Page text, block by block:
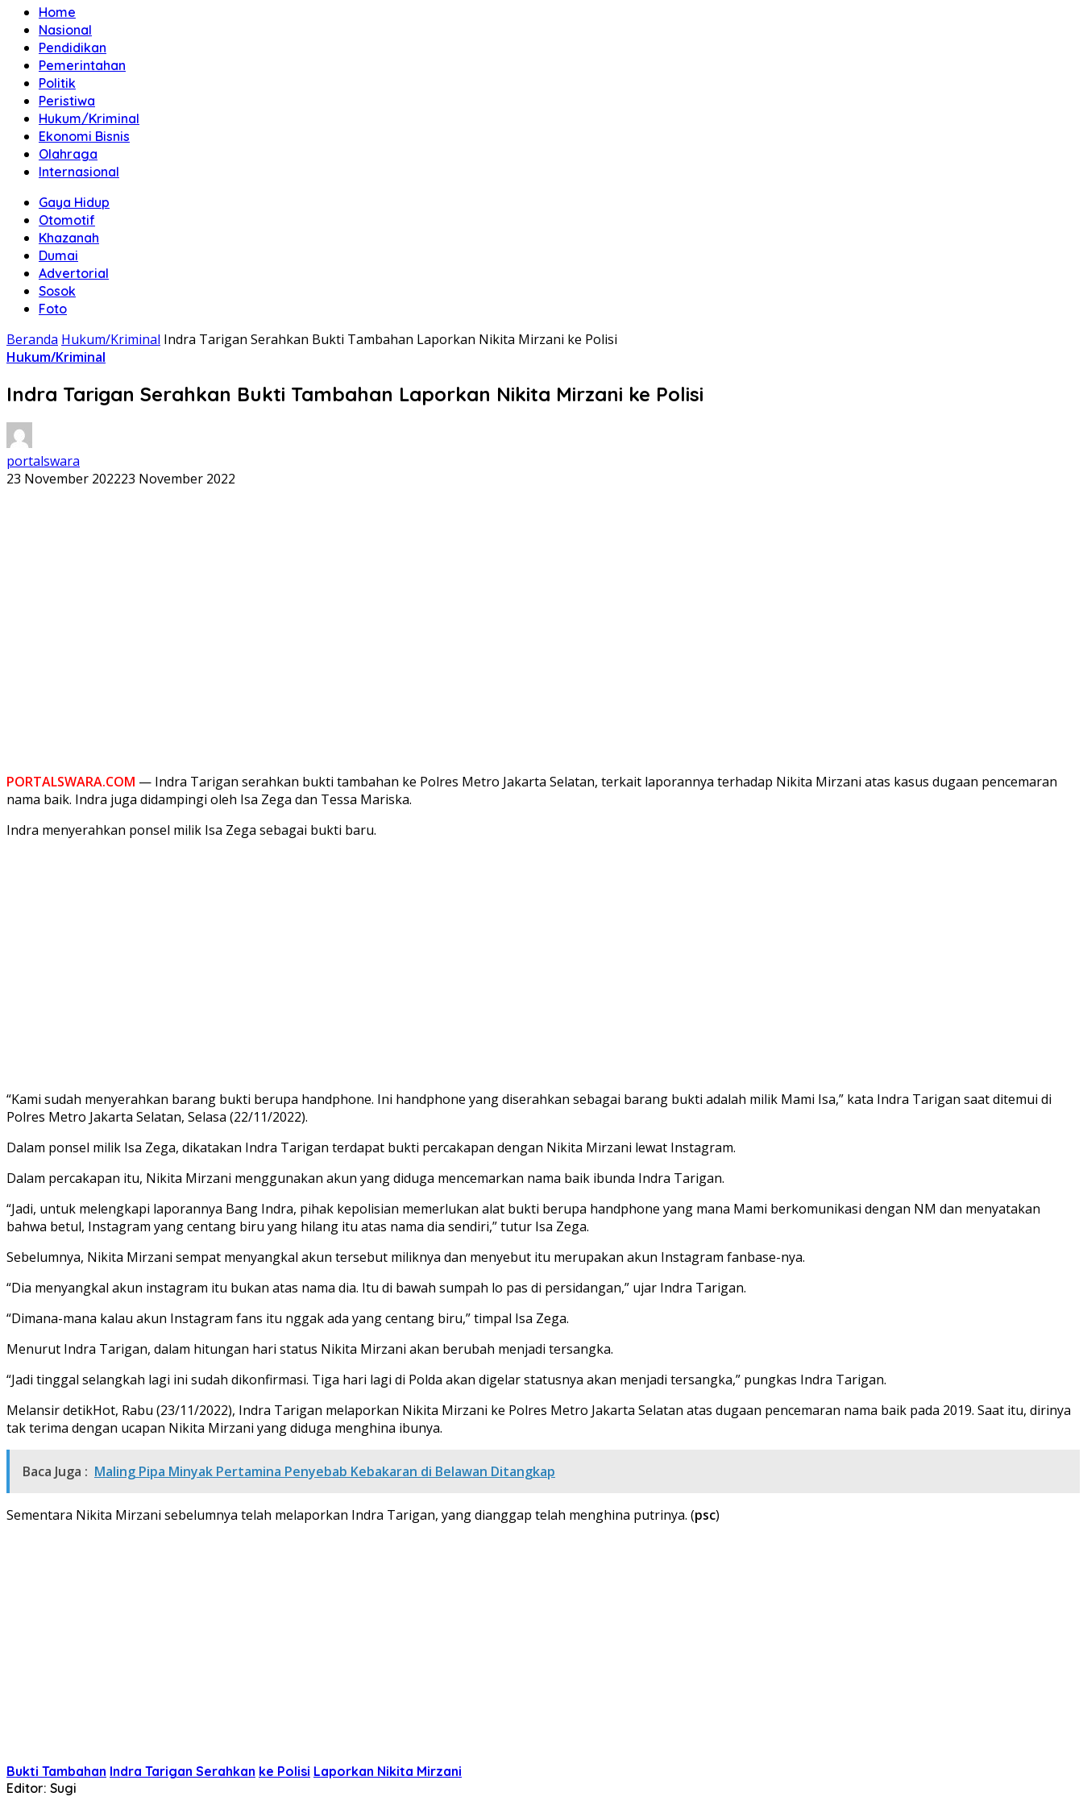
Home
Nasional
Pendidikan
Pemerintahan
Politik
Peristiwa
Hukum/Kriminal
Ekonomi Bisnis
Olahraga
Internasional
Gaya Hidup
Otomotif
Khazanah
Dumai
Advertorial
Sosok
Foto
Beranda Hukum/Kriminal Indra Tarigan Serahkan Bukti Tambahan Laporkan Nikita Mirzani ke Polisi
Hukum/Kriminal
Indra Tarigan Serahkan Bukti Tambahan Laporkan Nikita Mirzani ke Polisi
portalswara
23 November 202223 November 2022
PORTALSWARA.COM — Indra Tarigan serahkan bukti tambahan ke Polres Metro Jakarta Selatan, terkait laporannya terhadap Nikita Mirzani atas kasus dugaan pencemaran
nama baik. Indra juga didampingi oleh Isa Zega dan Tessa Mariska.
Indra menyerahkan ponsel milik Isa Zega sebagai bukti baru.
“Kami sudah menyerahkan barang bukti berupa handphone. Ini handphone yang diserahkan sebagai barang bukti adalah milik Mami Isa,” kata Indra Tarigan saat ditemui di
Polres Metro Jakarta Selatan, Selasa (22/11/2022).
Dalam ponsel milik Isa Zega, dikatakan Indra Tarigan terdapat bukti percakapan dengan Nikita Mirzani lewat Instagram.
Dalam percakapan itu, Nikita Mirzani menggunakan akun yang diduga mencemarkan nama baik ibunda Indra Tarigan.
“Jadi, untuk melengkapi laporannya Bang Indra, pihak kepolisian memerlukan alat bukti berupa handphone yang mana Mami berkomunikasi dengan NM dan menyatakan
bahwa betul, Instagram yang centang biru yang hilang itu atas nama dia sendiri,” tutur Isa Zega.
Sebelumnya, Nikita Mirzani sempat menyangkal akun tersebut miliknya dan menyebut itu merupakan akun Instagram fanbase-nya.
“Dia menyangkal akun instagram itu bukan atas nama dia. Itu di bawah sumpah lo pas di persidangan,” ujar Indra Tarigan.
“Dimana-mana kalau akun Instagram fans itu nggak ada yang centang biru,” timpal Isa Zega.
Menurut Indra Tarigan, dalam hitungan hari status Nikita Mirzani akan berubah menjadi tersangka.
“Jadi tinggal selangkah lagi ini sudah dikonfirmasi. Tiga hari lagi di Polda akan digelar statusnya akan menjadi tersangka,” pungkas Indra Tarigan.
Melansir detikHot, Rabu (23/11/2022), Indra Tarigan melaporkan Nikita Mirzani ke Polres Metro Jakarta Selatan atas dugaan pencemaran nama baik pada 2019. Saat itu, dirinya
tak terima dengan ucapan Nikita Mirzani yang diduga menghina ibunya.
Baca Juga : Maling Pipa Minyak Pertamina Penyebab Kebakaran di Belawan Ditangkap
Sementara Nikita Mirzani sebelumnya telah melaporkan Indra Tarigan, yang dianggap telah menghina putrinya. (psc)
Bukti Tambahan Indra Tarigan Serahkan ke Polisi Laporkan Nikita Mirzani
Editor: Sugi